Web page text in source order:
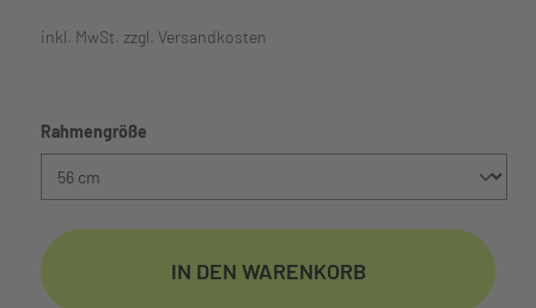
inkl. MwSt. zzgl. Versandkosten
Rahmengröße
IN DEN WARENKORB